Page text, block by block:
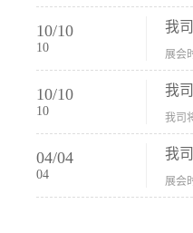
10/10
10
我
展会
10/10
10
我
我司
04/04
04
我